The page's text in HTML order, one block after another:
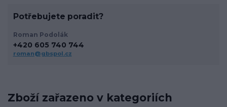
Zboží zařazeno v kategoriích
Potřebujete poradit?
Roman Podolák
+420 605 740 744
roman@gbspol.cz